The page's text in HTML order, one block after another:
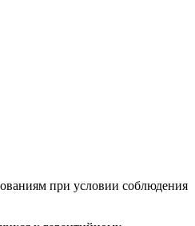
при условии соблюдения